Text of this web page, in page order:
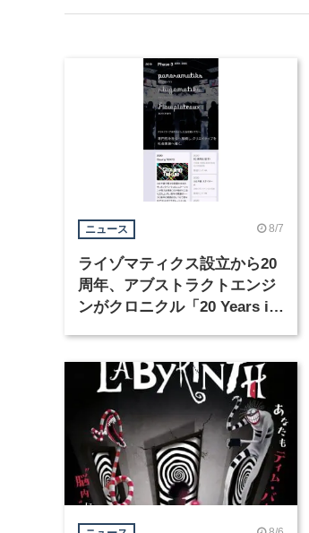
ニュース 8/7
ライゾマティクス設立から20
周年、アブストラクトエンジ
ンがクロニクル「20 Years in